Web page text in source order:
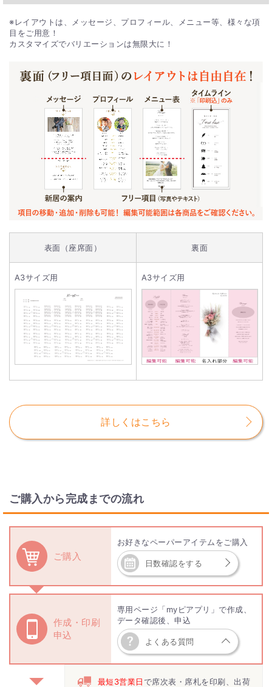
※レイアウトは、メッセージ、プロフィール、メニュー等、様々な項
目をご用意！
カスタマイズでバリエーションは無限大に！
表面（座席面） 裏面
A3サイズ用 A3サイズ用
詳しくはこちら
ご購入から完成までの流れ
ご購入
お好きなペーパーアイテムをご購入
日数確認をする
作成・印刷
申込
専用ページ「myピアプリ」で作成、
データ確認後、申込
よくある質問
最短3営業日で席次表・席札を印刷、出荷